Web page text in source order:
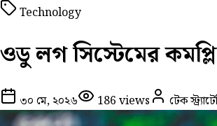
Technology
ওডু লগ সিস্টেমের
৩০ মে, ২০২৬ 186 views টেক